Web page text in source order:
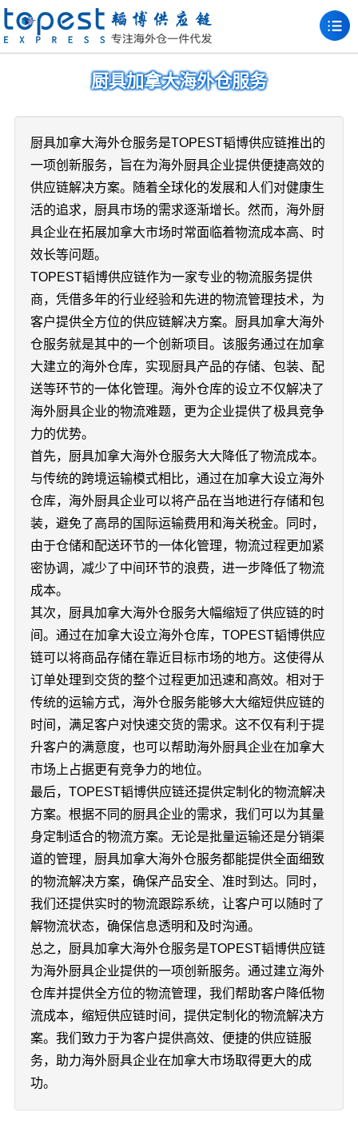
厨具加拿大海外仓服务
厨具加拿大海外仓服务是TOPEST韬博供应链推出的
一项创新服务，旨在为海外厨具企业提供便捷高效的
供应链解决方案。随着全球化的发展和人们对健康生
活的追求，厨具市场的需求逐渐增长。然而，海外厨
具企业在拓展加拿大市场时常面临着物流成本高、时
效长等问题。
TOPEST韬博供应链作为一家专业的物流服务提供
商，凭借多年的行业经验和先进的物流管理技术，为
客户提供全方位的供应链解决方案。厨具加拿大海外
仓服务就是其中的一个创新项目。该服务通过在加拿
大建立的海外仓库，实现厨具产品的存储、包装、配
送等环节的一体化管理。海外仓库的设立不仅解决了
海外厨具企业的物流难题，更为企业提供了极具竞争
力的优势。
首先，厨具加拿大海外仓服务大大降低了物流成本。
与传统的跨境运输模式相比，通过在加拿大设立海外
仓库，海外厨具企业可以将产品在当地进行存储和包
装，避免了高昂的国际运输费用和海关税金。同时，
由于仓储和配送环节的一体化管理，物流过程更加紧
密协调，减少了中间环节的浪费，进一步降低了物流
成本。
其次，厨具加拿大海外仓服务大幅缩短了供应链的时
间。通过在加拿大设立海外仓库，TOPEST韬博供应
链可以将商品存储在靠近目标市场的地方。这使得从
订单处理到交货的整个过程更加迅速和高效。相对于
传统的运输方式，海外仓服务能够大大缩短供应链的
时间，满足客户对快速交货的需求。这不仅有利于提
升客户的满意度，也可以帮助海外厨具企业在加拿大
市场上占据更有竞争力的地位。
最后，TOPEST韬博供应链还提供定制化的物流解决
方案。根据不同的厨具企业的需求，我们可以为其量
身定制适合的物流方案。无论是批量运输还是分销渠
道的管理，厨具加拿大海外仓服务都能提供全面细致
的物流解决方案，确保产品安全、准时到达。同时，
我们还提供实时的物流跟踪系统，让客户可以随时了
解物流状态，确保信息透明和及时沟通。
总之，厨具加拿大海外仓服务是TOPEST韬博供应链
为海外厨具企业提供的一项创新服务。通过建立海外
仓库并提供全方位的物流管理，我们帮助客户降低物
流成本，缩短供应链时间，提供定制化的物流解决方
案。我们致力于为客户提供高效、便捷的供应链服
务，助力海外厨具企业在加拿大市场取得更大的成
功。